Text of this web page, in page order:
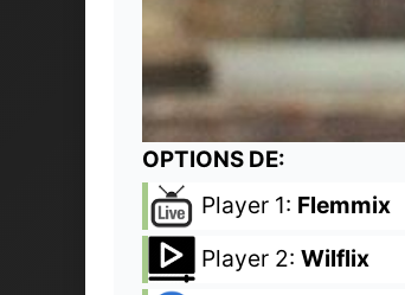
OPTIONS DE:
Player 1: Flemmix
Player 2: Wilflix